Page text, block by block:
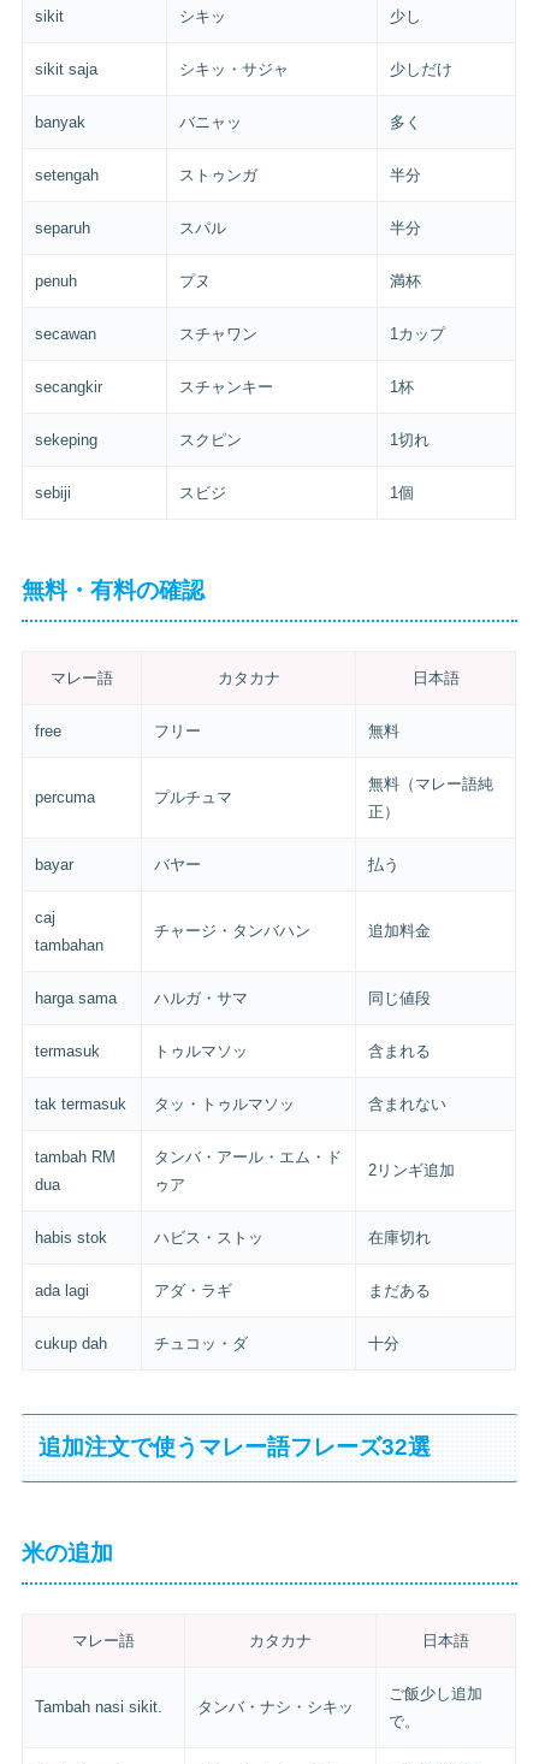
sikit シキッ 少し
sikit saja シキッ・サジャ 少しだけ
banyak バニャッ 多く
setengah ストゥンガ 半分
separuh スパル 半分
penuh プヌ 満杯
secawan スチャワン 1カップ
secangkir スチャンキー 1杯
sekeping スクピン 1切れ
sebiji スビジ 1個
無料・有料の確認
マレー語 カタカナ 日本語
free フリー 無料
percuma プルチュマ
無料（マレー語純
正）
bayar バヤー 払う
caj
tambahan
チャージ・タンバハン 追加料金
harga sama ハルガ・サマ 同じ値段
termasuk トゥルマソッ 含まれる
tak termasuk タッ・トゥルマソッ 含まれない
tambah RM
dua
タンバ・アール・エム・ド
ゥア
2リンギ追加
habis stok ハビス・ストッ 在庫切れ
ada lagi アダ・ラギ まだある
cukup dah チュコッ・ダ 十分
追加注文で使うマレー語フレーズ32選
米の追加
マレー語 カタカナ 日本語
Tambah nasi sikit. タンバ・ナシ・シキッ
ご飯少し追加
で。